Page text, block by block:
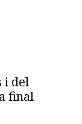
i del
final